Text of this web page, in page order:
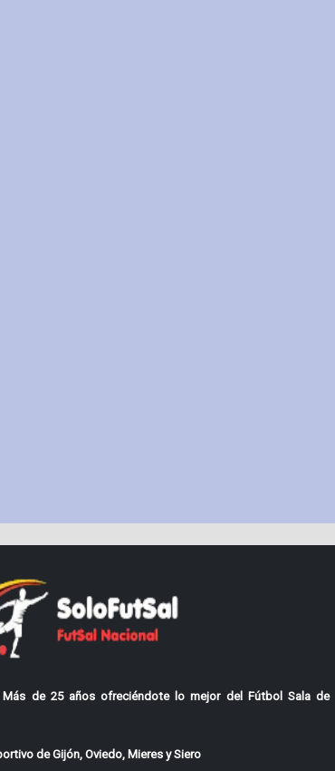
Más de 25 años ofreciéndote lo mejor del Fútbol Sala de
de Gijón, Oviedo, Mieres y Siero